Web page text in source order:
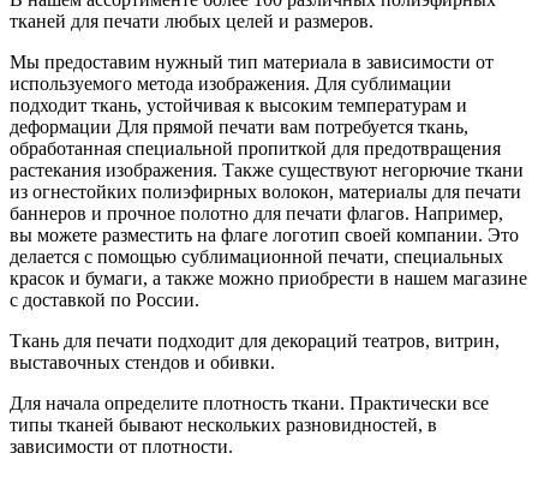
тканей для печати любых целей и размеров.
Мы предоставим нужный тип материала в зависимости от
используемого метода изображения. Для сублимации
подходит ткань, устойчивая к высоким температурам и
деформации Для прямой печати вам потребуется ткань,
обработанная специальной пропиткой для предотвращения
растекания изображения. Также существуют негорючие ткани
из огнестойких полиэфирных волокон, материалы для печати
баннеров и прочное полотно для печати флагов. Например,
вы можете разместить на флаге логотип своей компании. Это
делается с помощью сублимационной печати, специальных
красок и бумаги, а также можно приобрести в нашем магазине
с доставкой по России.
Ткань для печати подходит для декораций театров, витрин,
выставочных стендов и обивки.
Для начала определите плотность ткани. Практически все
типы тканей бывают нескольких разновидностей, в
зависимости от плотности.